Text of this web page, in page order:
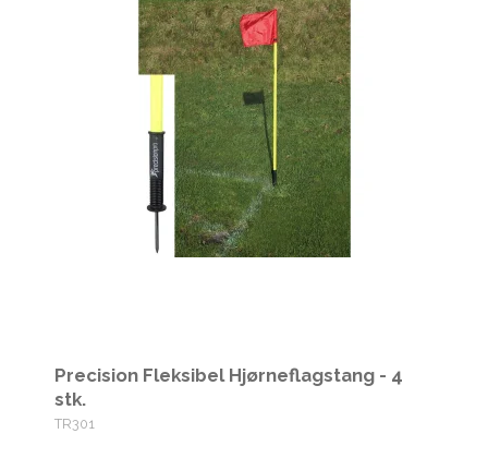
Precision Fleksibel Hjørneflagstang - 4
stk.
TR301